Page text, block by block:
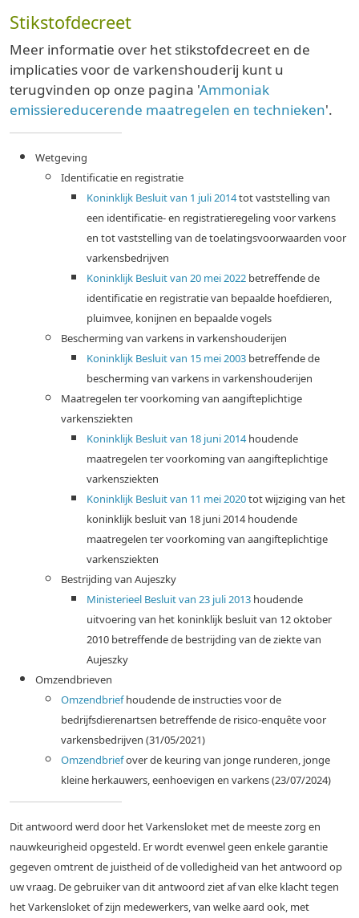
Stikstofdecreet
Meer informatie over het stikstofdecreet en de
implicaties voor de varkenshouderij kunt u
terugvinden op onze pagina 'Ammoniak
emissiereducerende maatregelen en technieken'.
Wetgeving
Identificatie en registratie
Koninklijk Besluit van 1 juli 2014tot vaststelling van
een identificatie- en registratieregeling voor varkens
en tot vaststelling van de toelatingsvoorwaarden voor
varkensbedrijven
Koninklijk Besluit van 20 mei 2022 betreffende de
identificatie en registratie van bepaalde hoefdieren,
pluimvee, konijnen en bepaalde vogels
Bescherming van varkens in varkenshouderijen
Koninklijk Besluit van 15 mei 2003 betreffende de
bescherming van varkens in varkenshouderijen
Maatregelen ter voorkoming van aangifteplichtige
varkensziekten
Koninklijk Besluit van 18 juni 2014houdende
maatregelen ter voorkoming van aangifteplichtige
varkensziekten
Koninklijk Besluit van 11 mei 2020tot wijziging van het
koninklijk besluit van 18 juni 2014 houdende
maatregelen ter voorkoming van aangifteplichtige
varkensziekten
Bestrijding van Aujeszky
Ministerieel Besluit van 23 juli 2013 houdende
uitvoering van het koninklijk besluit van 12 oktober
2010 betreffende de bestrijding van de ziekte van
Aujeszky
Omzendbrieven
Omzendbriefhoudende de instructies voor de
bedrijfsdierenartsen betreffende de risico-enquête voor
varkensbedrijven (31/05/2021)
Omzendbriefover de keuring van jonge runderen, jonge
kleine herkauwers, eenhoevigen en varkens (23/07/2024)
Dit antwoord werd door het Varkensloket met de meeste zorg en
nauwkeurigheid opgesteld. Er wordt evenwel geen enkele garantie
gegeven omtrent de juistheid of de volledigheid van het antwoord op
uw vraag. De gebruiker van dit antwoord ziet af van elke klacht tegen
het Varkensloket of zijn medewerkers, van welke aard ook, met